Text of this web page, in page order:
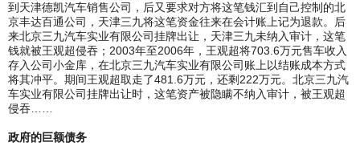
到天津德凯汽车销售公司，后又要求对方将这笔钱汇到自己控制的北
京丰达百通公司，天津三九将这笔资金往来在会计账上记为退款。后
来北京三九汽车实业有限公司挂牌出让，天津三九未纳入审计，这笔
钱就被王观超侵吞；2003年至2006年，王观超将703.6万元售车收入
存入公司小金库，在北京三九汽车实业有限公司账上以结账成本方式
将其冲平。期间王观超取走了481.6万元，还剩222万元。北京三九汽
车实业有限公司挂牌出让时，这笔资产被隐瞒不纳入审计，被王观超
侵吞……
政府的巨额债务